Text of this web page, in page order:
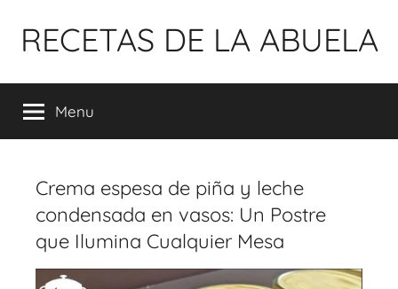
para
conteúdo
RECETAS DE LA ABUELA
Menu
Crema espesa de piña y leche
condensada en vasos: Un Postre
que Ilumina Cualquier Mesa